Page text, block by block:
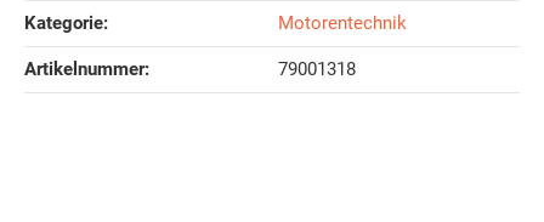
Kategorie: Motorentechnik
Artikelnummer: 79001318